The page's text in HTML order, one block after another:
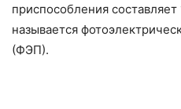
приспособления
называется
(ФЭП).